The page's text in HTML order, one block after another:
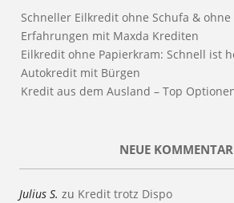
Schneller Eilkredit ohne Schufa & ohne
Erfahrungen mit Maxda Krediten
Eilkredit ohne Papierkram: Schnell ist
Autokredit mit Bürgen
Kredit aus dem Ausland – Top
NEUE
Julius S. zu Kredit trotz Dispo